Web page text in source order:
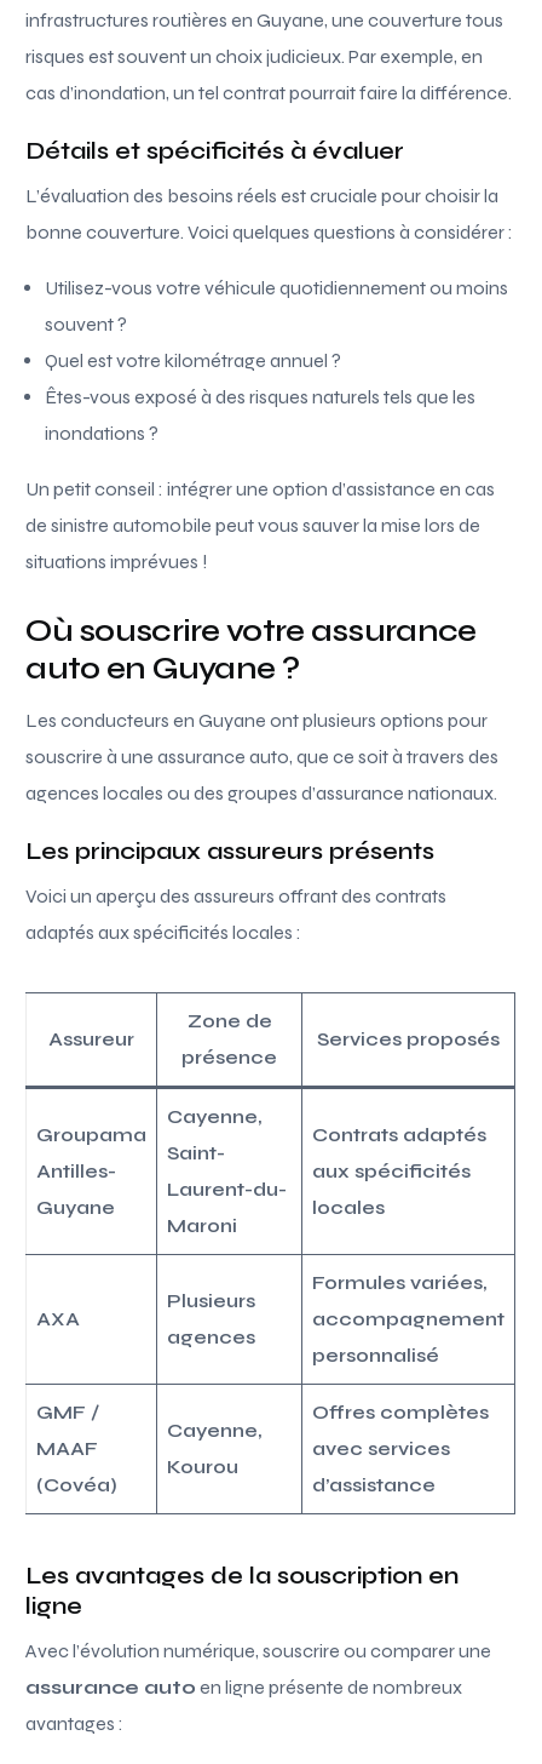
infrastructures routières en Guyane, une couverture tous
risques est souvent un choix judicieux. Par exemple, en
cas d’inondation, un tel contrat pourrait faire la différence.
Détails et spécificités à évaluer
L’évaluation des besoins réels est cruciale pour choisir la
bonne couverture. Voici quelques questions à considérer :
Utilisez-vous votre véhicule quotidiennement ou moins
souvent ?
Quel est votre kilométrage annuel ?
Êtes-vous exposé à des risques naturels tels que les
inondations ?
Un petit conseil : intégrer une option d’assistance en cas
de sinistre automobile peut vous sauver la mise lors de
situations imprévues !
Où souscrire votre assurance
auto en Guyane ?
Les conducteurs en Guyane ont plusieurs options pour
souscrire à une assurance auto, que ce soit à travers des
agences locales ou des groupes d’assurance nationaux.
Les principaux assureurs présents
Voici un aperçu des assureurs offrant des contrats
adaptés aux spécificités locales :
Assureur
Zone de
présence
Services proposés
Groupama
Antilles-
Guyane
Cayenne,
Saint-
Laurent-du-
Maroni
Contrats adaptés
aux spécificités
locales
AXA
Plusieurs
agences
Formules variées,
accompagnement
personnalisé
GMF /
MAAF
(Covéa)
Cayenne,
Kourou
Offres complètes
avec services
d’assistance
Les avantages de la souscription en
ligne
Avec l’évolution numérique, souscrire ou comparer une
assurance auto en ligne présente de nombreux
avantages :